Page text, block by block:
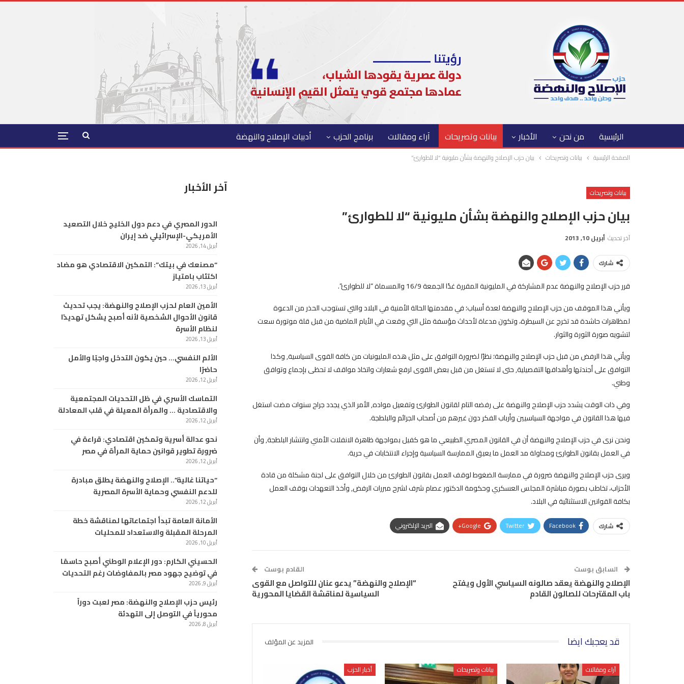
الرئيسية من نحن الأخبار بيانات وتصريحات آراء ومقالات برنامج الحزب أدبيات الإصلاح والنهضة
الصفحة الرئيسية بيانات وتصريحات بيان حزب الإصلاح والنهضة بشأن مليونية “لا للطوارئ”
بيانات وتصريحات
بيان حزب الإصلاح والنهضة بشأن مليونية “لا للطوارئ”
آخر تحديث أبريل 10, 2013
شارك
قرر حزب الإصلاح والنهضة عدم المشاركة في المليونية المقررة غدًا الجمعة 16/9 والمسماة “لا للطوارئ”.
ويأتي هذا الموقف من حزب الإصلاح والنهضة لعدة أسباب؛ في مقدمتها الحالة الأمنية في البلاد والتي تستوجب الحذر من الدعوة
لمظاهرات حاشدة قد تخرج عن السيطرة، وتكون مدعاة لأحداث مؤسفة مثل التي وقعت في الأيام الماضية من قبل قلة موتورة سعت
لتشويه صورة الثورة والثوار.
ويأتي هذا الرفض من قبل حزب الإصلاح والنهضة؛ نظرًا لضرورة التوافق على مثل هذه المليونيات من كافة القوى السياسية, وكذا
التوافق على أجندتها وأهدافها التفصيلية, حتى لا تستغل من قبل بعض القوى لرفع شعارات واتخاذ مواقف لا تحظى بإجماع وتوافق
وطني.
وفي ذات الوقت يشدد حزب الإصلاح والنهضة على رفضه التام لقانون الطوارئ وتفعيل مواده, الأمر الذي يجدد جراح سنوات مضت استغل
فيها هذا القانون في مواجهة السياسيين وأرباب الفكر دون غيرهم من أصحاب الجرائم والبلطجة.
ونحن نرى في حزب الإصلاح والنهضة أن في القانون المصري الطبيعي ما هو كفيل بمواجهة ظاهرة الانفلات الأمني وانتشار البلطجة, وأن
في العمل بقانون الطوارئ ومحاولة مد العمل ما يعيق الممارسة السياسية وإجراء الانتخابات في حرية.
ويرى حزب الإصلاح والنهضة ضرورة في ممارسة الضغوط لوقف العمل بقانون الطوارئ من خلال التوافق على لجنة مشكلة من قادة
الأحزاب، تخاطب بصورة مباشرة المجلس العسكري وحكومة الدكتور عصام شرف لشرح مبررات الرفض, وأخذ التعهدات بوقف العمل
بكافة القوانين الاستثنائية في البلاد.
شارك Facebook
Twitter
Google+ البريد الإلكتروني
السابق بوست
الإصلاح والنهضة يعقد صالونه السياسي الأول ويفتح
باب المقترحات للصالون القادم
القادم بوست
“الإصلاح والنهضة” يدعو عنان للتواصل مع القوى
السياسية لمناقشة القضايا المحورية
قد يعجبك ايضا المزيد عن المؤلف
آراء ومقالات بيانات وتصريحات أخبار الحزب
آخر الأخبار
الدور المصري في دعم دول الخليج خلال التصعيد
الأمريكي-الإسرائيلي ضد إيران
أبريل 14, 2026
“مصنعك في بيتك”: التمكين الاقتصادي هو مضاد
اكتئاب بامتياز
أبريل 13, 2026
الأمين العام لحزب الإصلاح والنهضة: يجب تحديث
قانون الأحوال الشخصية لأنه أصبح يشكل تهديدًا
لنظام الأسرة
أبريل 13, 2026
الألم النفسي… حين يكون التدخل واجبًا والأمل
حاضرًا
أبريل 12, 2026
التماسك الأسري في ظل التحديات المجتمعية
والاقتصادية … والمرأة المعيلة في قلب المعادلة
أبريل 12, 2026
نحو عدالة أسرية وتمكين اقتصادي: قراءة في
ضرورة تطوير قوانين حماية المرأة في مصر
أبريل 12, 2026
“حياتنا غالية”.. الإصلاح والنهضة يطلق مبادرة
للدعم النفسي وحماية الأسرة المصرية
أبريل 12, 2026
الأمانة العامة تبدأ اجتماعاتها لمناقشة خطة
المرحلة المقبلة والاستعداد للمحليات
أبريل 10, 2026
الحسيني الكارم: دور الإعلام الوطني أصبح حاسمًا
في توضيح جهود مصر بالمفاوضات رغم التحديات
أبريل 9, 2026
رئيس حزب الإصلاح والنهضة: مصر لعبت دوراً
محورياً في التوصل إلى التهدئة
أبريل 8, 2026